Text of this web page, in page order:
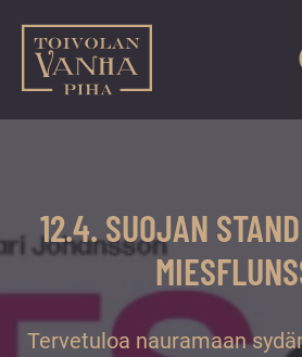
Toivolan vanha piha
palvelut
ja
tarjoavat
kiireettömiä
12.4. SUOJAN
Tervetuloa nauramaan